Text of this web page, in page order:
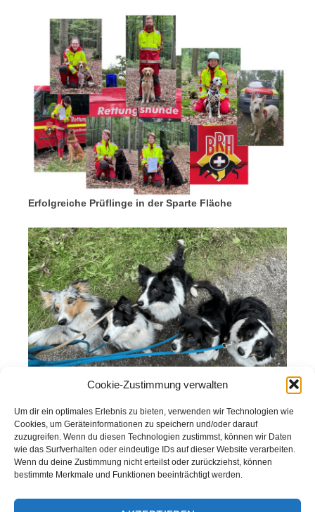
Cookie-Zustimmung verwalten
Um dir ein optimales Erlebnis zu bieten, verwenden wir Technologien wie
Cookies, um Geräteinformationen zu speichern und/oder darauf
zuzugreifen. Wenn du diesen Technologien zustimmst, können wir Daten
wie das Surfverhalten oder eindeutige IDs auf dieser Website verarbeiten.
Wenn du deine Zustimmung nicht erteilst oder zurückziehst, können
bestimmte Merkmale und Funktionen beeinträchtigt werden.
Erfolgreiche Prüflinge in der Sparte Fläche
Beitragsnavigation
Previous:
Geglückte
Generalprobe
Next:
Mit Routine zum
Erfolg!